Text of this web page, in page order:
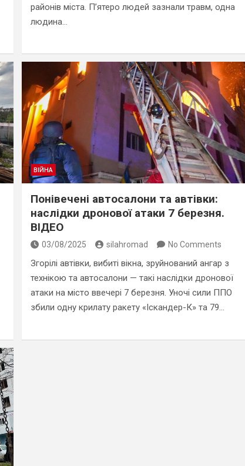
районів міста. П’ятеро людей зазнали травм, одна
людина…
ВІЙНА
Понівечені автосалони та автівки:
наслідки дронової атаки 7 березня.
ВІДЕО
03/08/2025 silahromad No Comments
Згорілі автівки, вибиті вікна, зруйнований ангар з
технікою та автосалони — такі наслідки дронової
атаки на місто ввечері 7 березня. Уночі сили ППО
збили одну крилату ракету «Іскандер-К» та 79…